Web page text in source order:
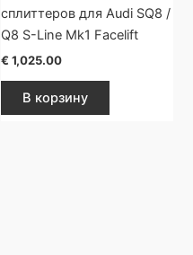
сплиттеров для Audi SQ8 /
Q8 S-Line Mk1 Facelift
€ 1,025.00
В корзину